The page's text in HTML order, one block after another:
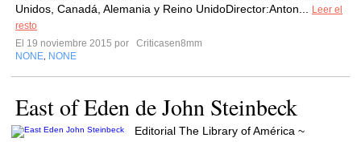
Unidos, Canadá, Alemania y Reino UnidoDirector:Anton...
Leer el
resto
El 19 noviembre 2015 por
Criticasen8mm
NONE NONE
East of Eden de John Steinbeck
Editorial The Library of América ~